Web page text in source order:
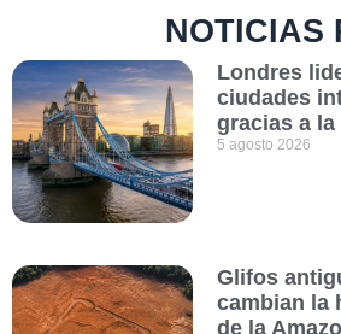
NOTICIAS
Londres
ciudades
gracias a la
5 agosto 2026
Glifos
cambian la
de la